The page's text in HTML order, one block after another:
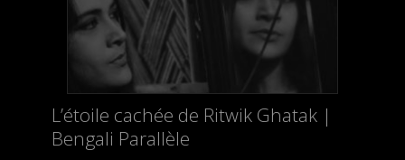
L’étoile cachée de Ritwik Ghatak |
Bengali Parallèle